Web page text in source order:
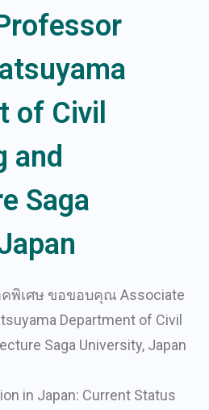
of Civil
and
Saga
พิเศษ ขอขอบคุณ Associate
Department of Civil
Saga University, Japan
in Japan: Current Status